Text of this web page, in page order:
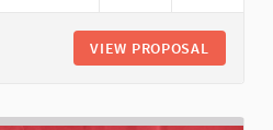
VIEW PROPOSAL